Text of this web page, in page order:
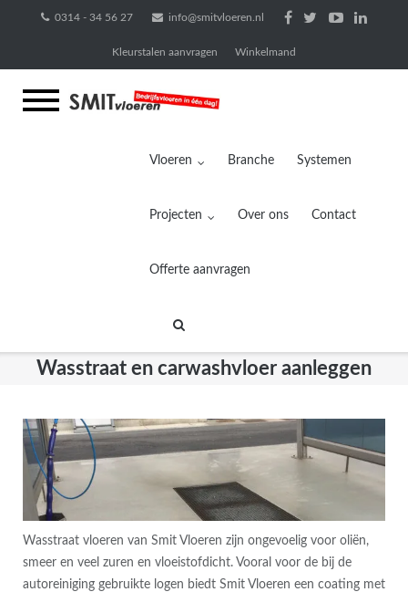
0314 - 34 56 27 info@smitvloeren.nl
Kleurstalen aanvragen Winkelmand
Vloeren Branche Systemen
Projecten Over ons Contact
Offerte aanvragen
Wasstraat en carwashvloer aanleggen
Wasstraat vloeren van Smit Vloeren zijn ongevoelig voor oliën,
smeer en veel zuren en vloeistofdicht. Vooral voor de bij de
autoreiniging gebruikte logen biedt Smit Vloeren een coating met